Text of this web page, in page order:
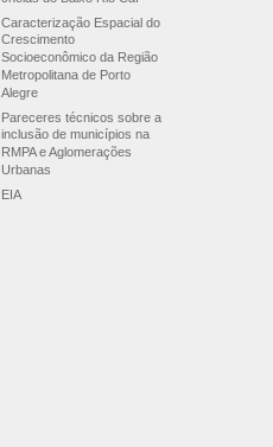
Caracterização Espacial do
Crescimento
Socioeconômico da Região
Metropolitana de Porto
Alegre
Pareceres técnicos sobre a
inclusão de municípios na
RMPA e Aglomerações
Urbanas
EIA